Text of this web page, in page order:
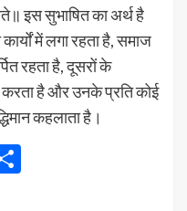
इस सुभाषित का अर्थ है
में लगा रहता है, समाज
रहता है, दूसरों के
करता है और उनके प्रति कोई
कहलाता है।